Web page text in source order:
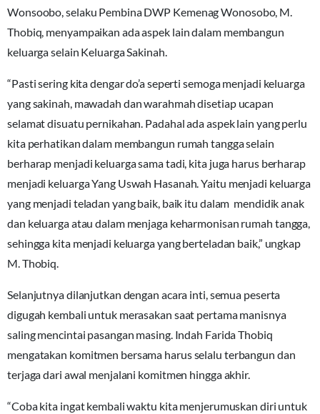
Wonsoobo, selaku Pembina DWP Kemenag Wonosobo, M.
Thobiq, menyampaikan ada aspek lain dalam membangun
keluarga selain Keluarga Sakinah.
“Pasti sering kita dengar do’a seperti semoga menjadi keluarga
yang sakinah, mawadah dan warahmah disetiap ucapan
selamat disuatu pernikahan. Padahal ada aspek lain yang perlu
kita perhatikan dalam membangun rumah tangga selain
berharap menjadi keluarga sama tadi, kita juga harus berharap
menjadi keluarga Yang Uswah Hasanah. Yaitu menjadi keluarga
yang menjadi teladan yang baik, baik itu dalam mendidik anak
dan keluarga atau dalam menjaga keharmonisan rumah tangga,
sehingga kita menjadi keluarga yang berteladan baik,” ungkap
M. Thobiq.
Selanjutnya dilanjutkan dengan acara inti, semua peserta
digugah kembali untuk merasakan saat pertama manisnya
saling mencintai pasangan masing. Indah Farida Thobiq
mengatakan komitmen bersama harus selalu terbangun dan
terjaga dari awal menjalani komitmen hingga akhir.
“Coba kita ingat kembali waktu kita menjerumuskan diri untuk